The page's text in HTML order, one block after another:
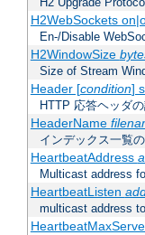
H2WebSockets
En-/Disable
H2WindowSize
Size of Stream
Header [condition]
HTTP 応答ヘッダ
HeaderName
インデックス一覧
HeartbeatAddress
Multicast address
HeartbeatListen
multicast address